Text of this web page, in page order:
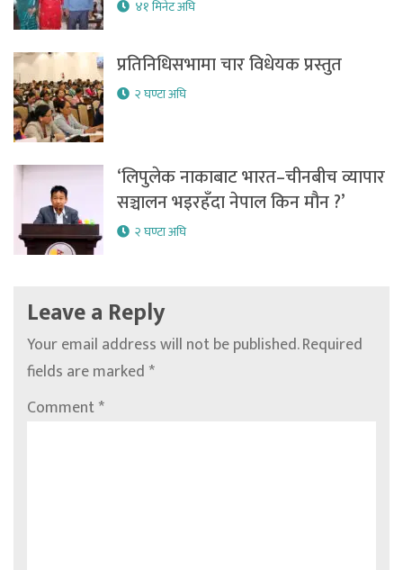
४१ मिनेट अघि
प्रतिनिधिसभामा चार विधेयक प्रस्तुत
२ घण्टा अघि
‘लिपुलेक नाकाबाट भारत–चीनबीच व्यापार
सञ्चालन भइरहँदा नेपाल किन मौन ?’
२ घण्टा अघि
Leave a Reply
Your email address will not be published.Required
fields are marked*
Comment*